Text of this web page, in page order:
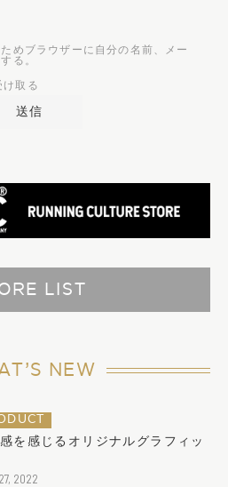
めブラウザーに自分の名前、メー
る。
け取る
LIST
NEW
を感じるオリジナルグラフィッ
2022